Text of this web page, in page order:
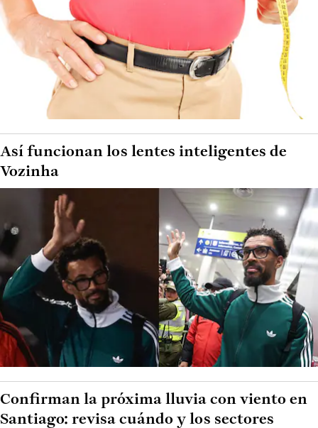
Así funcionan los lentes inteligentes de
Vozinha
Confirman la próxima lluvia con viento en
Santiago: revisa cuándo y los sectores